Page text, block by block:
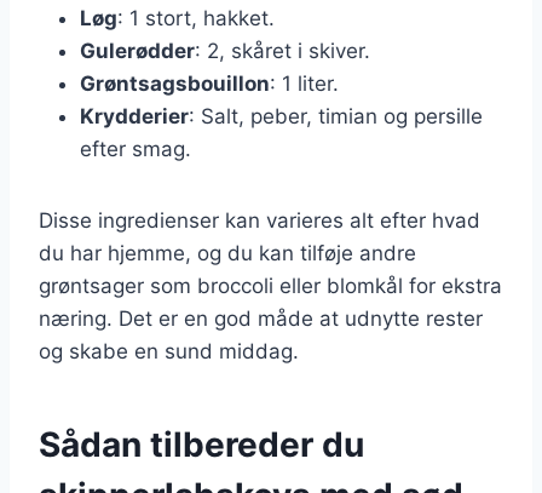
Løg: 1 stort, hakket.
Gulerødder: 2, skåret i skiver.
Grøntsagsbouillon: 1 liter.
Krydderier: Salt, peber, timian og persille
efter smag.
Disse ingredienser kan varieres alt efter hvad
du har hjemme, og du kan tilføje andre
grøntsager som broccoli eller blomkål for ekstra
næring. Det er en god måde at udnytte rester
og skabe en sund middag.
Sådan tilbereder du